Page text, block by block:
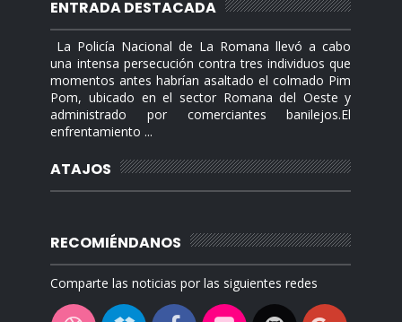
ENTRADA DESTACADA
La Policía Nacional de La Romana llevó a cabo
una intensa persecución contra tres individuos que
momentos antes habrían asaltado el colmado Pim
Pom, ubicado en el sector Romana del Oeste y
administrado por comerciantes banilejos.El
enfrentamiento ...
ATAJOS
RECOMIÉNDANOS
Comparte las noticias por las siguientes redes